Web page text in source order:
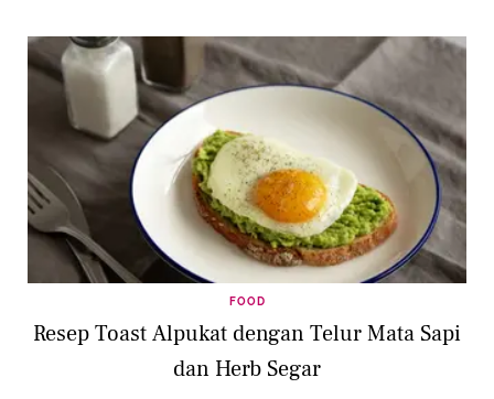
FOOD
Resep Toast Alpukat dengan Telur Mata Sapi
dan Herb Segar